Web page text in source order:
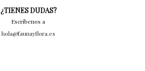
¿TIENES DUDAS?
Escríbenos a
hola@faunayflora.es